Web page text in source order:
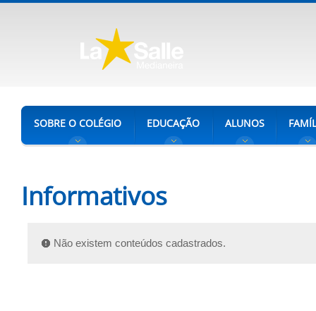
SOBRE O COLÉGIO EDUCAÇÃO ALUNOS
Informativos
Não existem conteúdos cadastrados.